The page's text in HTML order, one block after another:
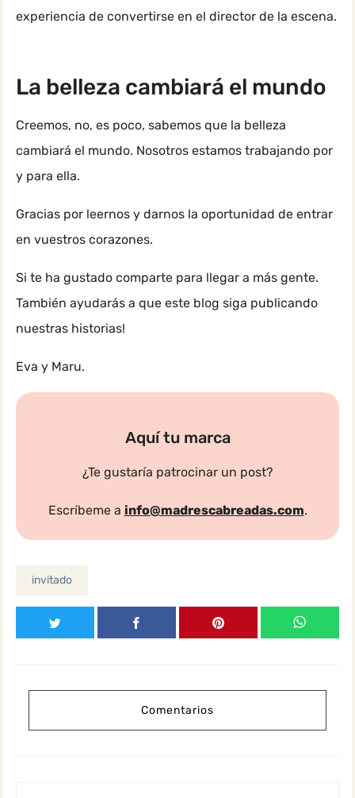
experiencia de convertirse en el director de la escena.
La belleza cambiará el mundo
Creemos, no, es poco, sabemos que la belleza
cambiará el mundo. Nosotros estamos trabajando por
y para ella.
Gracias por leernos y darnos la oportunidad de entrar
en vuestros corazones.
Si te ha gustado comparte para llegar a más gente.
También ayudarás a que este blog siga publicando
nuestras historias!
Eva y Maru.
Aquí tu marca
¿Te gustaría patrocinar un post?
Escríbeme a info@madrescabreadas.com.
invitado
Comentarios